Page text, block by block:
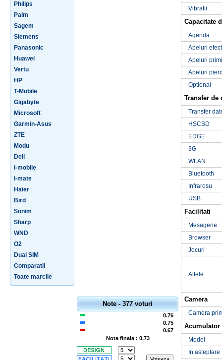
Philips
Palm
Sagem
Siemens
Panasonic
Huawei
Vertu
HP
T-Mobile
Gigabyte
Microsoft
Garmin-Asus
ZTE
Modu
Dell
i-mobile
i-mate
Haier
Bird
Sonim
Sharp
WND
O2
Dual SIM
Comparatii
Toate marcile
Note - 377 voturi
0.76
0.75
0.67
Nota finala : 0.73
Vibratii
Capacitate
Agenda
Apeluri
Apeluri
Apeluri
Optional
Transfer de
Transfer
HSCSD
EDGE
3G
WLAN
Bluetooth
Infrarosu
USB
Facilitati
Mesagerie
Browser
Jocuri
Altele
Camera
Camera
Acumulator
Model
In asteptare